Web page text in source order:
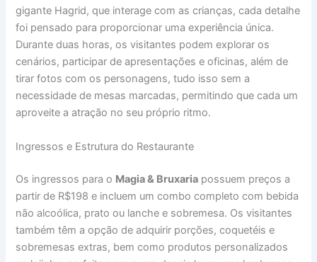
gigante Hagrid, que interage com as crianças, cada detalhe
foi pensado para proporcionar uma experiência única.
Durante duas horas, os visitantes podem explorar os
cenários, participar de apresentações e oficinas, além de
tirar fotos com os personagens, tudo isso sem a
necessidade de mesas marcadas, permitindo que cada um
aproveite a atração no seu próprio ritmo.
Ingressos e Estrutura do Restaurante
Os ingressos para o Magia & Bruxaria possuem preços a
partir de R$198 e incluem um combo completo com bebida
não alcoólica, prato ou lanche e sobremesa. Os visitantes
também têm a opção de adquirir porções, coquetéis e
sobremesas extras, bem como produtos personalizados